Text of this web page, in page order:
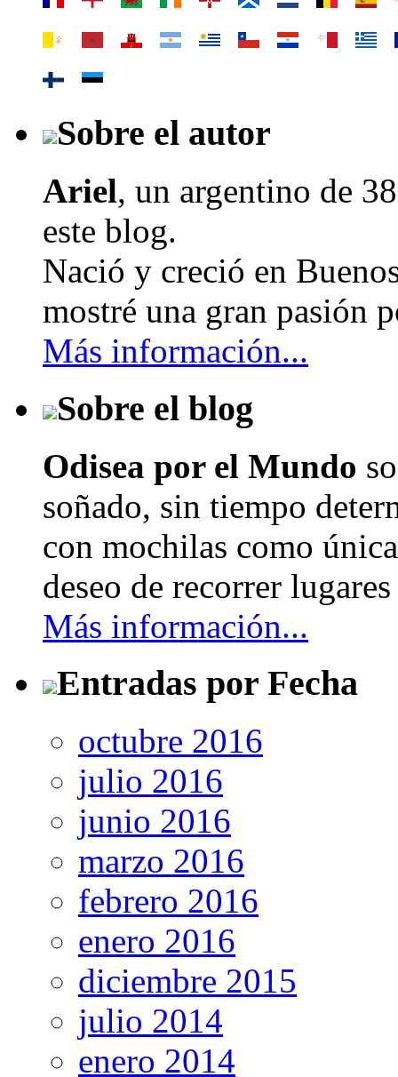
Sobre el autor
Ariel, un argentino de
este blog.
Nació y creció en
mostré una gran pasión
Más información...
Sobre el blog
Odisea por el Mundo
soñado, sin tiempo
con mochilas como
deseo de recorrer
Más información...
Entradas por Fecha
octubre 2016
julio 2016
junio 2016
marzo 2016
febrero 2016
enero 2016
diciembre 2015
julio 2014
enero 2014